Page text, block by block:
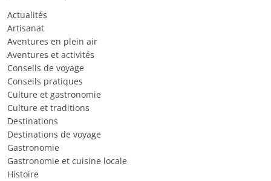
Actualités
Artisanat
Aventures en plein air
Aventures et activités
Conseils de voyage
Conseils pratiques
Culture et gastronomie
Culture et traditions
Destinations
Destinations de voyage
Gastronomie
Gastronomie et cuisine locale
Histoire